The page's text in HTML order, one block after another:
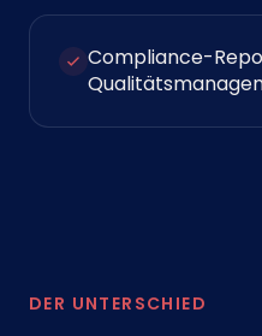
Compliance-
DER UNTERSCHIED